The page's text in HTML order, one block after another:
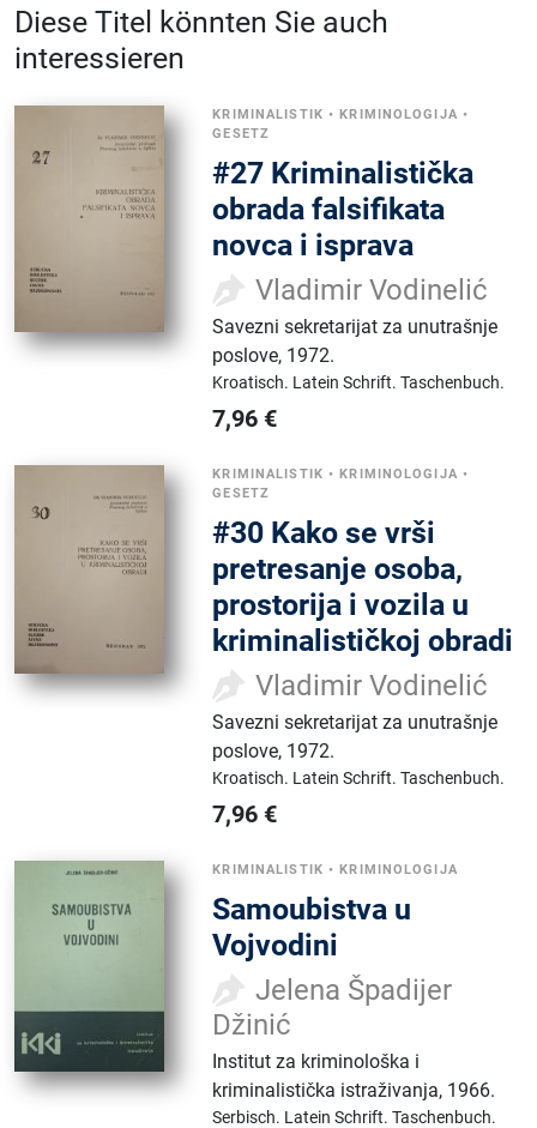
Diese Titel könnten Sie auch
interessieren
KRIMINALISTIK •KRIMINOLOGIJA •
GESETZ
#27 Kriminalistička
obrada falsifikata
novca i isprava
Vladimir Vodinelić
Savezni sekretarijat za unutrašnje
poslove, 1972.
Kroatisch. Latein Schrift.Taschenbuch.
7,96 €
KRIMINALISTIK •KRIMINOLOGIJA •
GESETZ
#30 Kako se vrši
pretresanje osoba,
prostorija i vozila u
kriminalističkoj obradi
Vladimir Vodinelić
Savezni sekretarijat za unutrašnje
poslove, 1972.
Kroatisch. Latein Schrift.Taschenbuch.
7,96 €
KRIMINALISTIK •KRIMINOLOGIJA
Samoubistva u
Vojvodini
Jelena Špadijer
Džinić
Institut za kriminološka i
kriminalistička istraživanja, 1966.
Serbisch. Latein Schrift.Taschenbuch.